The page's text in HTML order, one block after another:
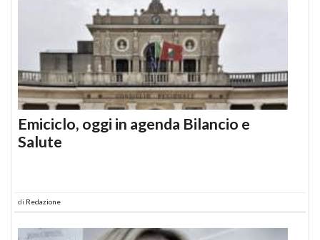
Emiciclo, oggi in agenda Bilancio e
Salute
di Redazione